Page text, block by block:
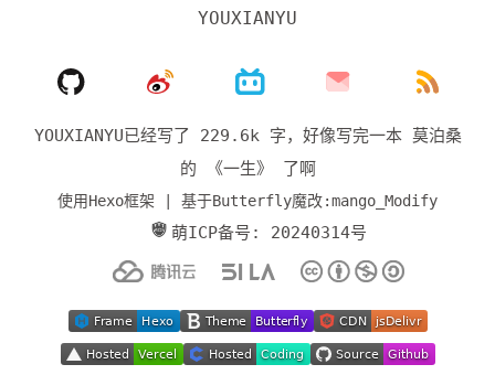
YOUXIANYU
YOUXIANYU已经写了 229.6k 字， 好像写完一本 莫泊桑
的 《一生》 了啊
使用Hexo框架 | 基于Butterfly魔改:mango_Modify
萌ICP备号: 20240314号